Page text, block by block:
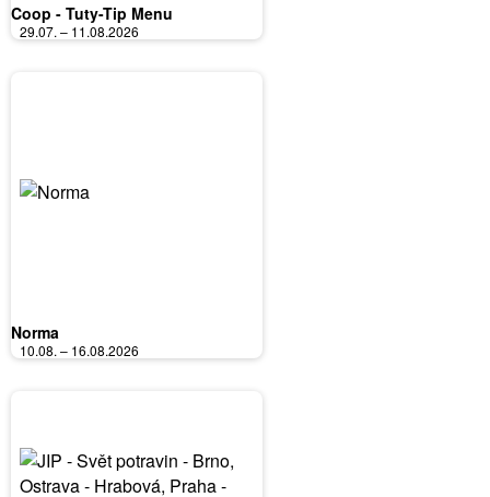
Coop - Tuty-Tip Menu
29.07. – 11.08.2026
Norma
10.08. – 16.08.2026